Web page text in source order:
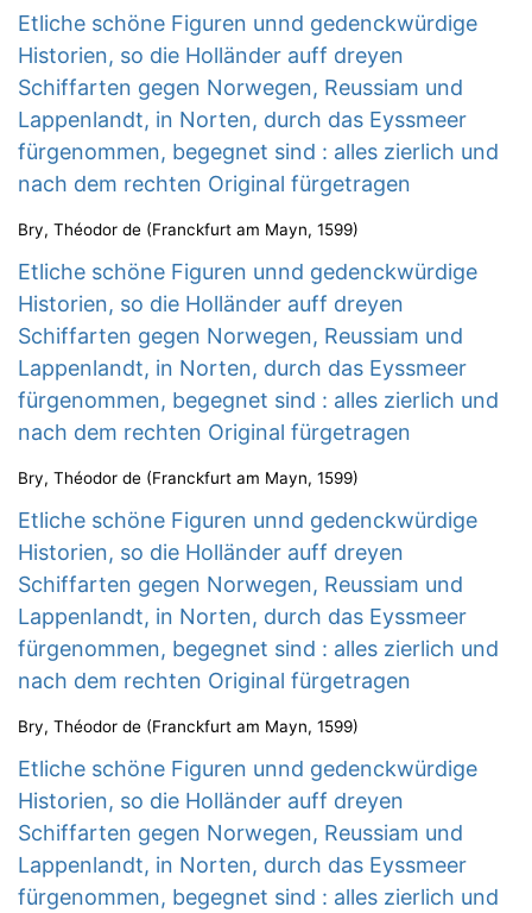
Etliche schöne Figuren unnd gedenckwürdige
Historien, so die Holländer auff dreyen
Schiffarten gegen Norwegen, Reussiam und
Lappenlandt, in Norten, durch das Eyssmeer
fürgenommen, begegnet sind : alles zierlich und
nach dem rechten Original fürgetragen
Bry, Théodor de (Franckfurt am Mayn, 1599)
Etliche schöne Figuren unnd gedenckwürdige
Historien, so die Holländer auff dreyen
Schiffarten gegen Norwegen, Reussiam und
Lappenlandt, in Norten, durch das Eyssmeer
fürgenommen, begegnet sind : alles zierlich und
nach dem rechten Original fürgetragen
Bry, Théodor de (Franckfurt am Mayn, 1599)
Etliche schöne Figuren unnd gedenckwürdige
Historien, so die Holländer auff dreyen
Schiffarten gegen Norwegen, Reussiam und
Lappenlandt, in Norten, durch das Eyssmeer
fürgenommen, begegnet sind : alles zierlich und
nach dem rechten Original fürgetragen
Bry, Théodor de (Franckfurt am Mayn, 1599)
Etliche schöne Figuren unnd gedenckwürdige
Historien, so die Holländer auff dreyen
Schiffarten gegen Norwegen, Reussiam und
Lappenlandt, in Norten, durch das Eyssmeer
fürgenommen, begegnet sind : alles zierlich und